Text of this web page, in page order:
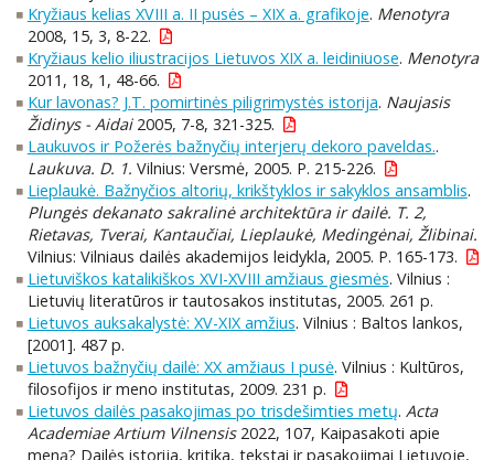
Kryžiaus kelias XVIII a. II pusės – XIX a. grafikoje. Menotyra
2008, 15, 3, 8-22.
Kryžiaus kelio iliustracijos Lietuvos XIX a. leidiniuose. Menotyra
2011, 18, 1, 48-66.
Kur lavonas? J.T. pomirtinės piligrimystės istorija. Naujasis
Židinys - Aidai2005, 7-8, 321-325.
Laukuvos ir Požerės bažnyčių interjerų dekoro paveldas..
Laukuva. D. 1. Vilnius: Versmė, 2005. P. 215-226.
Lieplaukė. Bažnyčios altorių, krikštyklos ir sakyklos ansamblis.
Plungės dekanato sakralinė architektūra ir dailė. T. 2,
Rietavas, Tverai, Kantaučiai, Lieplaukė, Medingėnai, Žlibinai.
Vilnius: Vilniaus dailės akademijos leidykla, 2005. P. 165-173.
Lietuviškos katalikiškos XVI-XVIII amžiaus giesmės. Vilnius :
Lietuvių literatūros ir tautosakos institutas, 2005. 261 p.
Lietuvos auksakalystė: XV-XIX amžius. Vilnius : Baltos lankos,
[2001]. 487 p.
Lietuvos bažnyčių dailė: XX amžiaus I pusė. Vilnius : Kultūros,
filosofijos ir meno institutas, 2009. 231 p.
Lietuvos dailės pasakojimas po trisdešimties metų. Acta
Academiae Artium Vilnensis2022, 107, Kaipasakoti apie
meną? Dailės istorija, kritika, tekstai ir pasakojimai Lietuvoje,